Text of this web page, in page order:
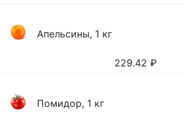
Апельсины, 1 кг
229.42 ₽
Помидор, 1 кг